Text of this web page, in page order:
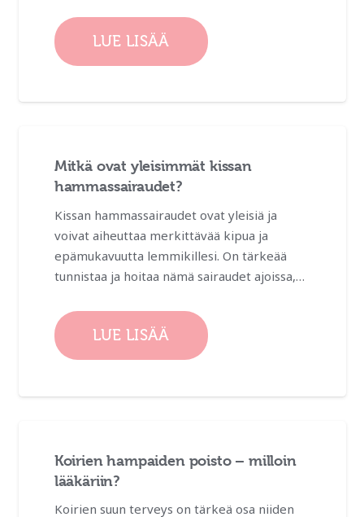
LUE LISÄÄ
Mitkä ovat yleisimmät kissan
hammassairaudet?
Kissan hammassairaudet ovat yleisiä ja
voivat aiheuttaa merkittävää kipua ja
epämukavuutta lemmikillesi. On tärkeää
tunnistaa ja hoitaa nämä sairaudet ajoissa,…
LUE LISÄÄ
Koirien hampaiden poisto – milloin
lääkäriin?
Koirien suun terveys on tärkeä osa niiden